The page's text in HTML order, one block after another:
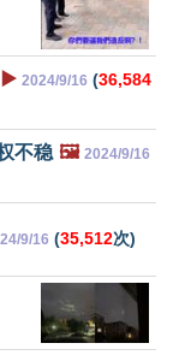
▶️ 2024/9/16 (36,584
不稳 🖼️ 2024/9/16
9/16 (35,512次)